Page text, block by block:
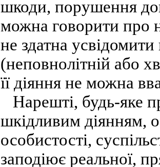
шкоди, порушення
можна говорити про
не здатна
(неповнолітній або
її діяння не можна
Нарешті, будь-яке
шкідливим діянням,
особистості,
заподіює реальної,